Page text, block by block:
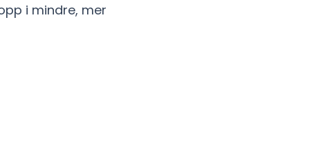
i mindre, mer